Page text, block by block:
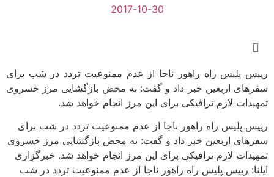
2017-10-30
رییس پلیس راه راهور ناجا از عدم ممنوعیت تردد در شب‌ برای
سفرهای اربعین خبر داد و گفت: به محض بازگشایی مرز خسروی
تمهیدات لازم ترافیکی برای این مرز انجام خواهد شد.
رییس پلیس راه راهور ناجا از عدم ممنوعیت تردد در شب‌ برای
سفرهای اربعین خبر داد و گفت: به محض بازگشایی مرز خسروی
تمهیدات لازم ترافیکی برای این مرز انجام خواهد شد. خبرگزاری
ایلنا: رییس پلیس راه راهور ناجا از عدم ممنوعیت تردد در شب‌